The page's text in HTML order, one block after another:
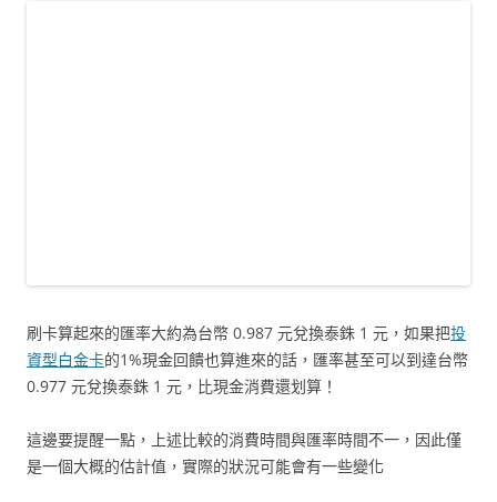
刷卡算起來的匯率大約為台幣 0.987 元兌換泰銖 1 元，如果把投
資型白金卡的1%現金回饋也算進來的話，匯率甚至可以到達台幣
0.977 元兌換泰銖 1 元，比現金消費還划算！
這邊要提醒一點，上述比較的消費時間與匯率時間不一，因此僅
是一個大概的估計值，實際的狀況可能會有一些變化